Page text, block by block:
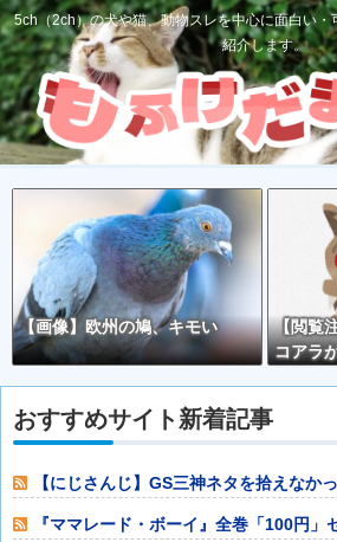
5ch（2ch）の犬や猫、動物スレを中心に面白い
紹介します。
【画像】欧州の鳩、キモい
【閲覧
コアラ
おすすめサイト新着記事
【にじさんじ】GS三神ネタを拾えなか
い俺が悪い……
『ママレード・ボーイ』全巻「100円」